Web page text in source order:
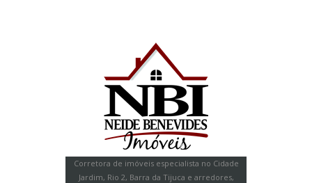
Corretora de imóveis especialista no Cidade
Jardim, Rio 2, Barra da Tijuca e arredores,